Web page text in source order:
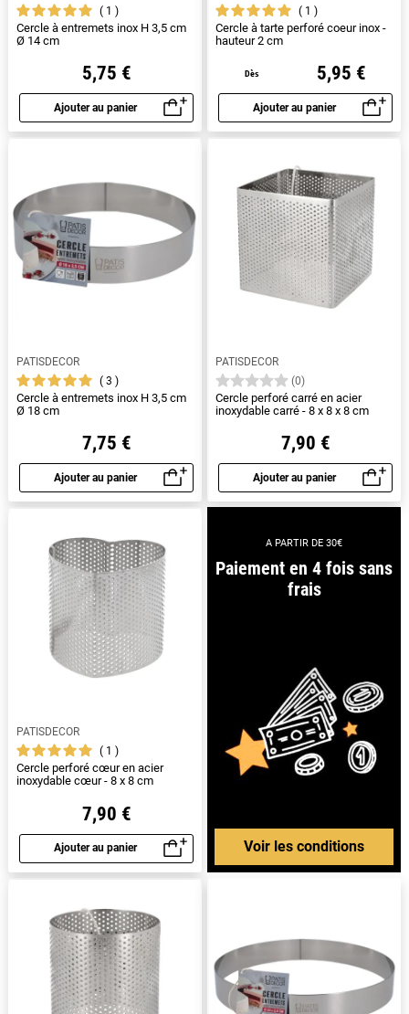
1
Cercle à entremets inox H 3,5 cm
Ø 14 cm
5,75 €
Ajouter au panier
Aperçu rapide
1
Cercle à tarte perforé coeur inox -
hauteur 2 cm
Dès 5,95 €
Ajouter au panier
Aperçu rapide
PATISDECOR
3
Cercle à entremets inox H 3,5 cm
Ø 18 cm
7,75 €
Ajouter au panier
Aperçu rapide
PATISDECOR
(0)
Cercle perforé carré en acier
inoxydable carré - 8 x 8 x 8 cm
7,90 €
Ajouter au panier
Aperçu rapide
PATISDECOR
1
Cercle perforé cœur en acier
inoxydable cœur - 8 x 8 cm
7,90 €
Ajouter au panier
Aperçu rapide
A PARTIR DE 30€
Paiement en 4 fois sans
frais
Voir les conditions